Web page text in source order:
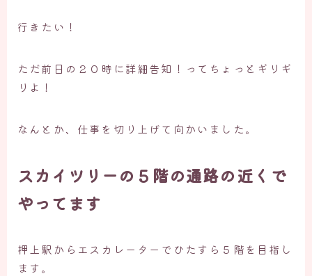
行きたい！
ただ前日の２０時に詳細告知！ってちょっとギリギ
リよ！
なんとか、仕事を切り上げて向かいました。
スカイツリーの５階の通路の近くで
やってます
押上駅からエスカレーターでひたすら５階を目指し
ます。